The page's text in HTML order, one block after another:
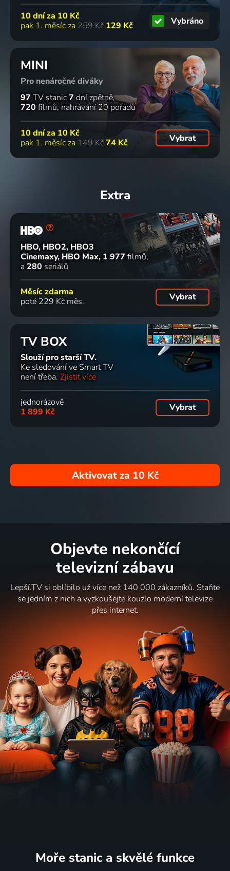
Kočky na
stromech
Útulek ve
stodole
velkých
Příroda, Rybaření
Příroda
2 díly
Výprava za
yettim
Příroda
Úžasná
zvířata
Dubaje
Příroda
Veterinární
policie
Miami
Reality TV
Divoká
Kostarika
Příroda
dějiny
Přežití Joa
loví
pohoří
Příroda
Pitbulové
propuštění
Pitbulové
a
propuštění
Veterinární
Pitbulové
a
propuštění
Saba a
tajemství
nosorožce
Příroda
10 dní za 10 Kč
pak 1. měsíc za 259 Kč 129 Kč Vybráno
MINI
Pro nenáročné diváky
97 TV stanic7 dní zpětně
720 filmů nahrávání 20 pořadů
10 dní za 10 Kč
pak 1. měsíc za 149 Kč74 Kč Vybrat
Extra
HBO, HBO2, HBO3
Cinemaxy, HBO Max 1 977 filmů
a 280 seriálů
Měsíc zdarma
poté 229 Kč měs.
Vybrat
TV BOX
Slouží pro starší TV.
Ke sledování ve Smart TV
není třeba. Zjistit více
jednorázově
1 899 Kč
Vybrat
Aktivovat za 10 Kč
Objevte nekončící
televizní zábavu
Lepší.TV si oblíbilo už více než 140 000 zákazníků. Staňte
se jedním z nich a vyzkoušejte kouzlo moderní televize
přes internet.
Moře stanic a skvělé funkce